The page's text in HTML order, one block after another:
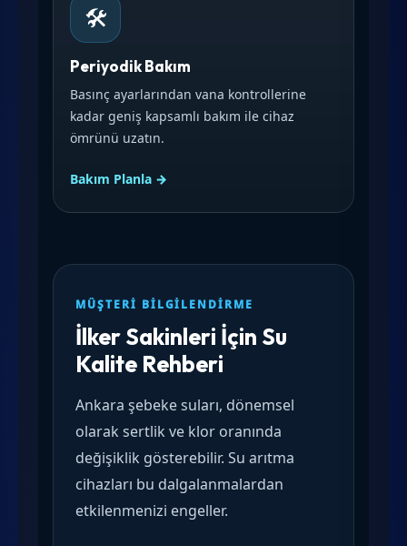
🛠️
Periyodik Bakım
Basınç ayarlarından vana kontrollerine
kadar geniş kapsamlı bakım ile cihaz
ömrünü uzatın.
Bakım Planla →
MÜŞTERI BILGILENDIRME
İlker Sakinleri İçin Su
Kalite Rehberi
Ankara şebeke suları, dönemsel
olarak sertlik ve klor oranında
değişiklik gösterebilir. Su arıtma
cihazları bu dalgalanmalardan
etkilenmenizi engeller.